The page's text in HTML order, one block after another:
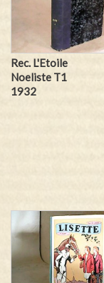
Rec. L'Etoile
Noeliste T1
1932